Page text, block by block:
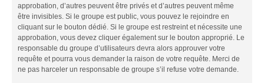
approbation, d’autres peuvent être privés et d’autres peuvent même
être invisibles. Si le groupe est public, vous pouvez le rejoindre en
cliquant sur le bouton dédié. Si le groupe est restreint et nécessite une
approbation, vous devez cliquer également sur le bouton approprié. Le
responsable du groupe d’utilisateurs devra alors approuver votre
requête et pourra vous demander la raison de votre requête. Merci de
ne pas harceler un responsable de groupe s’il refuse votre demande.